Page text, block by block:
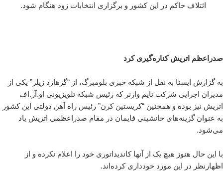
ائتلاف حاکم در این کشور و برگزاری انتخابات زود هنگام شود.
صدراعظم اتریش کناره‌گیری کرد
به گزارش ایسنا به نقل از شبکه خبری بلومبرگ، از “گرهارد زیلر” یکی از
مدیران اجرایی شرکت تایم وارنر که رئیس شبکه تلویزیونی او.آر.اف
اتریش نیز بوده و همچنین “کریستین کرن” رئیس راه آهن دولتی این کشور
به عنوان گزینه‌های جانشینی فایمان در مقام صدراعظمی اتریش یاد
می‌شود.
با این حال هنوز هیچ یک از آنها کاندیداتوری خود را اعلام نکرده و از
اظهارنظر در این مورد خودداری کرده‌اند.